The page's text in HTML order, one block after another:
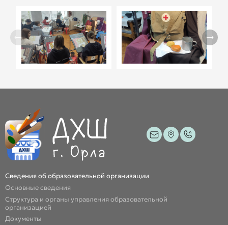
Сведения об образовательной организации
Основные сведения
Структура и органы управления образовательной
организацией
Документы